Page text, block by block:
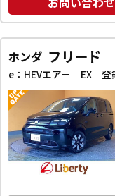
ホンダ フリード